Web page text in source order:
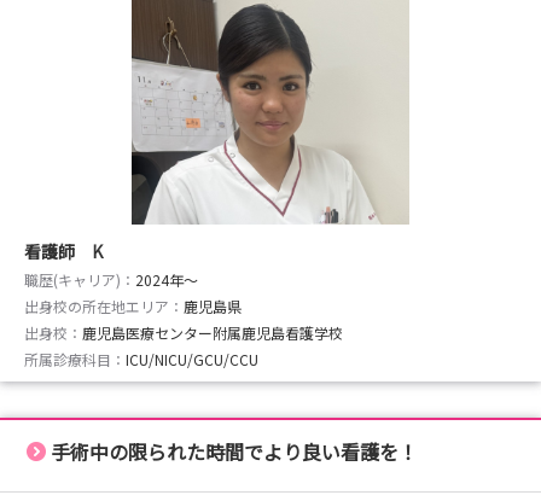
看護師 K
職歴(キャリア)： 2024年〜
出身校の所在地エリア： 鹿児島県
出身校： 鹿児島医療センター附属鹿児島看護学校
所属診療科目： ICU/NICU/GCU/CCU
手術中の限られた時間でより良い看護を！